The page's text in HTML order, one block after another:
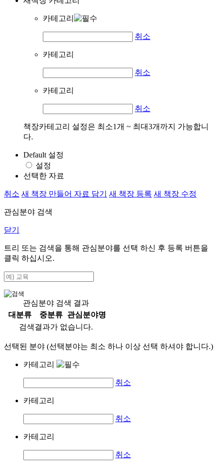
카테고리
취소
카테고리
취소
카테고리
취소
책장카테고리 설정은 최소1개 ~ 최대3개까지 가능합니
다.
Default 설정
설정
선택한 자료
취소 새 책장 만들어 자료 담기 새 책장 등록 새 책장 수정
관심분야 검색
닫기
트리 또는 검색을 통해 관심분야를 선택 하신 후 등록 버튼을
클릭 하십시오.
관심분야 검색 결과
대분류
중분류
관심분야명
검색결과가 없습니다.
선택된 분야 (선택분야는 최소 하나 이상 선택 하셔야 합니다.)
카테고리
취소
카테고리
취소
카테고리
취소